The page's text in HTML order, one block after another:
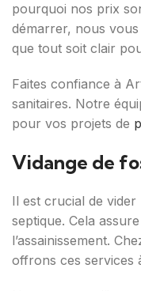
pourquoi nos prix
démarrer, nous
que tout soit clair
Faites confiance à
sanitaires. Notre
pour vos projets de
Vidange de
Il est crucial de
septique. Cela
l’assainissement.
offrons ces services